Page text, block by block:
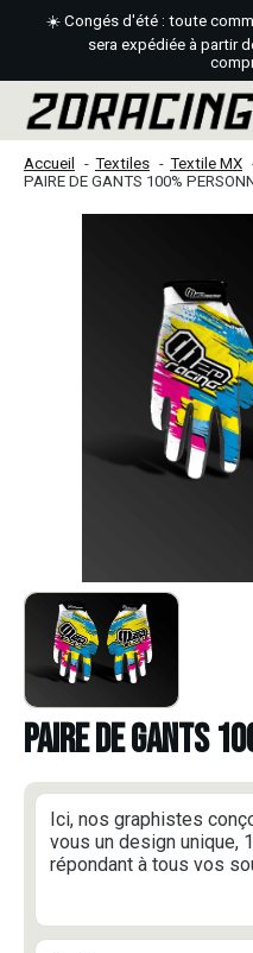
☀️ Congés d'été : toute
sera expédiée à partir
Accueil Textiles Textile MX
PAIRE DE GANTS 100%
PAIRE DE GANTS
Ici, nos graphistes
vous un design unique,
répondant à tous vos